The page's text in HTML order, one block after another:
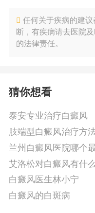
任何关于疾病的建
断，有疾病请去医院
的法律责任。
猜你想看
泰安专业治疗白癜风
肢端型白癜风治疗方
兰州白癜风医院哪个
艾洛松对白癜风有什
白癜风医生林小宁
白癜风的白斑病